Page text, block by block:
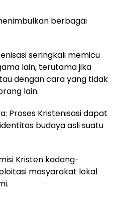
berbagai
seringkali memicu
lain, terutama jika
dengan cara yang tidak
lain.
Proses Kristenisasi dapat
budaya asli suatu
Kristen kadang-
masyarakat lokal